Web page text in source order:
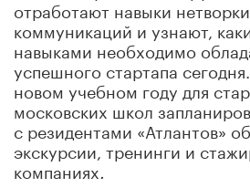
отработают навыки
коммуникаций и узнают,
навыками необходимо
успешного стартапа
новом учебном году для
московских школ
с резидентами «Атлантов»
экскурсии, тренинги и
компаниях.